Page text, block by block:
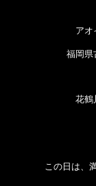
ア
福岡
花鶴
この日は、